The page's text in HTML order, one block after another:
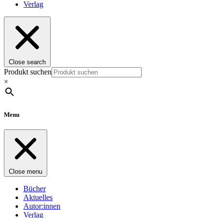
Verlag
Close search
Produkt suchen
×
Menu
Close menu
Bücher
Aktuelles
Autor:innen
Verlag